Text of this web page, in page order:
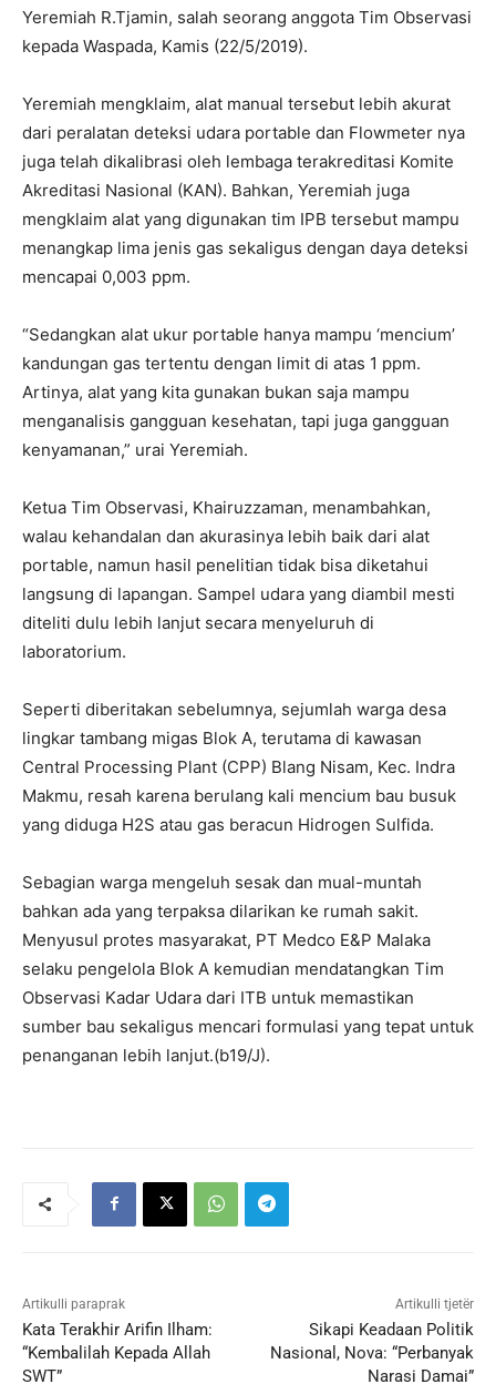
Yeremiah R.Tjamin, salah seorang anggota Tim Observasi
kepada Waspada, Kamis (22/5/2019).
Yeremiah mengklaim, alat manual tersebut lebih akurat
dari peralatan deteksi udara portable dan Flowmeter nya
juga telah dikalibrasi oleh lembaga terakreditasi Komite
Akreditasi Nasional (KAN). Bahkan, Yeremiah juga
mengklaim alat yang digunakan tim IPB tersebut mampu
menangkap lima jenis gas sekaligus dengan daya deteksi
mencapai 0,003 ppm.
“Sedangkan alat ukur portable hanya mampu ‘mencium’
kandungan gas tertentu dengan limit di atas 1 ppm.
Artinya, alat yang kita gunakan bukan saja mampu
menganalisis gangguan kesehatan, tapi juga gangguan
kenyamanan,” urai Yeremiah.
Ketua Tim Observasi, Khairuzzaman, menambahkan,
walau kehandalan dan akurasinya lebih baik dari alat
portable, namun hasil penelitian tidak bisa diketahui
langsung di lapangan. Sampel udara yang diambil mesti
diteliti dulu lebih lanjut secara menyeluruh di
laboratorium.
Seperti diberitakan sebelumnya, sejumlah warga desa
lingkar tambang migas Blok A, terutama di kawasan
Central Processing Plant (CPP) Blang Nisam, Kec. Indra
Makmu, resah karena berulang kali mencium bau busuk
yang diduga H2S atau gas beracun Hidrogen Sulfida.
Sebagian warga mengeluh sesak dan mual-muntah
bahkan ada yang terpaksa dilarikan ke rumah sakit.
Menyusul protes masyarakat, PT Medco E&P Malaka
selaku pengelola Blok A kemudian mendatangkan Tim
Observasi Kadar Udara dari ITB untuk memastikan
sumber bau sekaligus mencari formulasi yang tepat untuk
penanganan lebih lanjut.(b19/J).
Artikulli paraprak
Kata Terakhir Arifin Ilham:
“Kembalilah Kepada Allah
SWT”
Artikulli tjetër
Sikapi Keadaan Politik
Nasional, Nova: “Perbanyak
Narasi Damai”